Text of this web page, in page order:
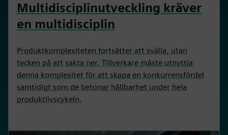
Multidisciplinutveckling kräver
en multidisciplin
Produktkomplexiteten fortsätter att svälla, utan
tecken på att sakta ner. Tillverkare måste utnyttja
denna komplexitet för att skapa en konkurrensfördel
samtidigt som de betonar hållbarhet under hela
produktlivscykeln.